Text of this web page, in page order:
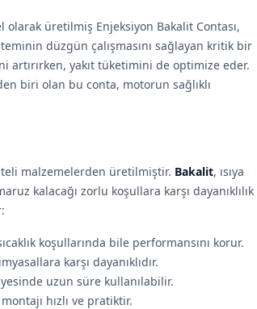
üretilmiş Enjeksiyon Bakalit Contası,
düzgün çalışmasını sağlayan kritik bir
yakıt tüketimini de optimize eder.
biri olan bu conta, motorun sağlıklı
malzemelerden üretilmiştir. Bakalit, ısıya
kalacağı zorlu koşullara karşı dayanıklılık
koşullarında bile performansını korur.
karşı dayanıklıdır.
uzun süre kullanılabilir.
hızlı ve pratiktir.